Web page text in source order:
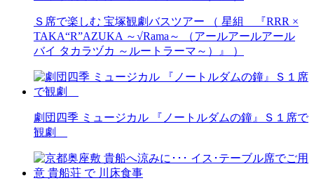
Ｓ席で楽しむ 宝塚観劇バスツアー （ 星組 『RRR ×
TAKA“R”AZUKA ～√Rama～ （アールアールアール
バイ タカラヅカ ～ルートラーマ～）』 ）
劇団四季 ミュージカル 『ノートルダムの鐘』Ｓ１席で
観劇